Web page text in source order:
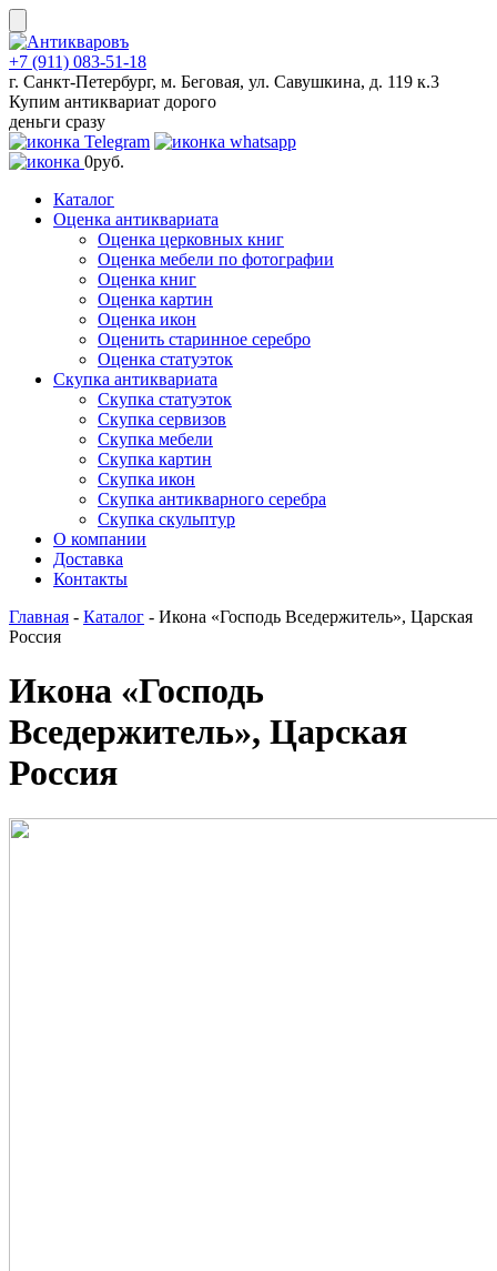
Skip
to
content
+7 (911) 083-51-18
г. Санкт-Петербург, м. Беговая, ул. Савушкина, д. 119 к.3
Купим антиквариат дорого
деньги сразу
0руб.
Каталог
Оценка антиквариата
Оценка церковных книг
Оценка мебели по фотографии
Оценка книг
Оценка картин
Оценка икон
Оценить старинное серебро
Оценка статуэток
Скупка антиквариата
Скупка статуэток
Скупка сервизов
Скупка мебели
Скупка картин
Скупка икон
Скупка антикварного серебра
Скупка скульптур
О компании
Доставка
Контакты
Главная - Каталог - Икона «Господь Вседержитель», Царская
Россия
Икона «Господь
Вседержитель», Царская
Россия